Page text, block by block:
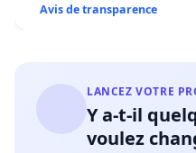
Avis de transparence
LANCEZ VOTRE
Y a-t-il
voulez